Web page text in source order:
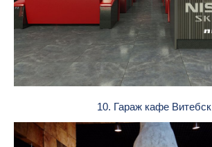
10. Гараж кафе Витебск